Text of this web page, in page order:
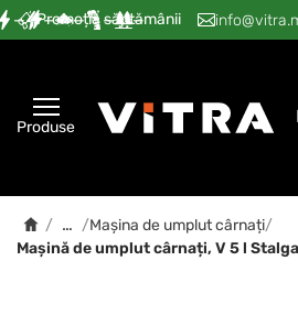
Promoția săptămânii
— — — — —
Produse
/ … /Mașina de umplut cârnați/
Mașină de umplut cârnați, V 5 l